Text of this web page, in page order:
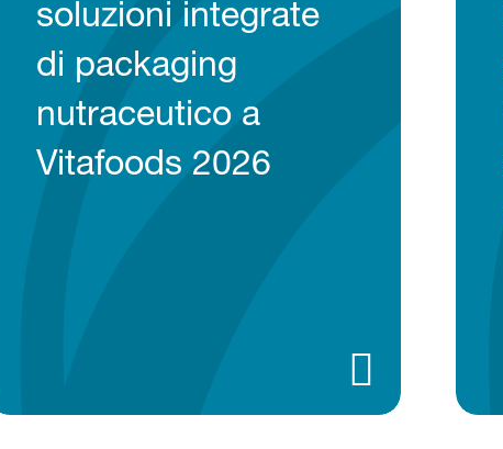
soluzioni integrate
di packaging
nutraceutico a
Vitafoods 2026